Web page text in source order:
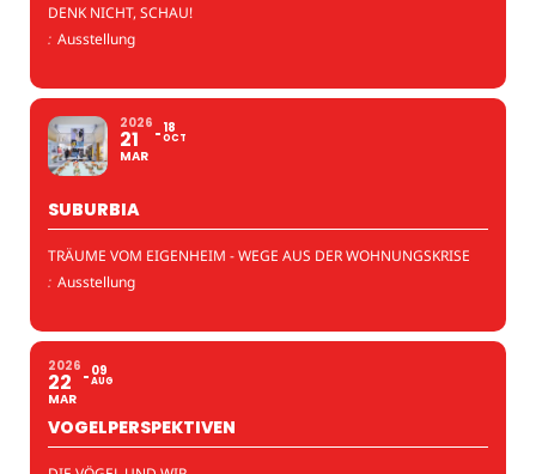
DENK NICHT, SCHAU!
: Ausstellung
2026
21
MAR
18
OCT
SUBURBIA
TRÄUME VOM EIGENHEIM - WEGE AUS DER WOHNUNGSKRISE
: Ausstellung
2026
22
MAR
09
AUG
VOGELPERSPEKTIVEN